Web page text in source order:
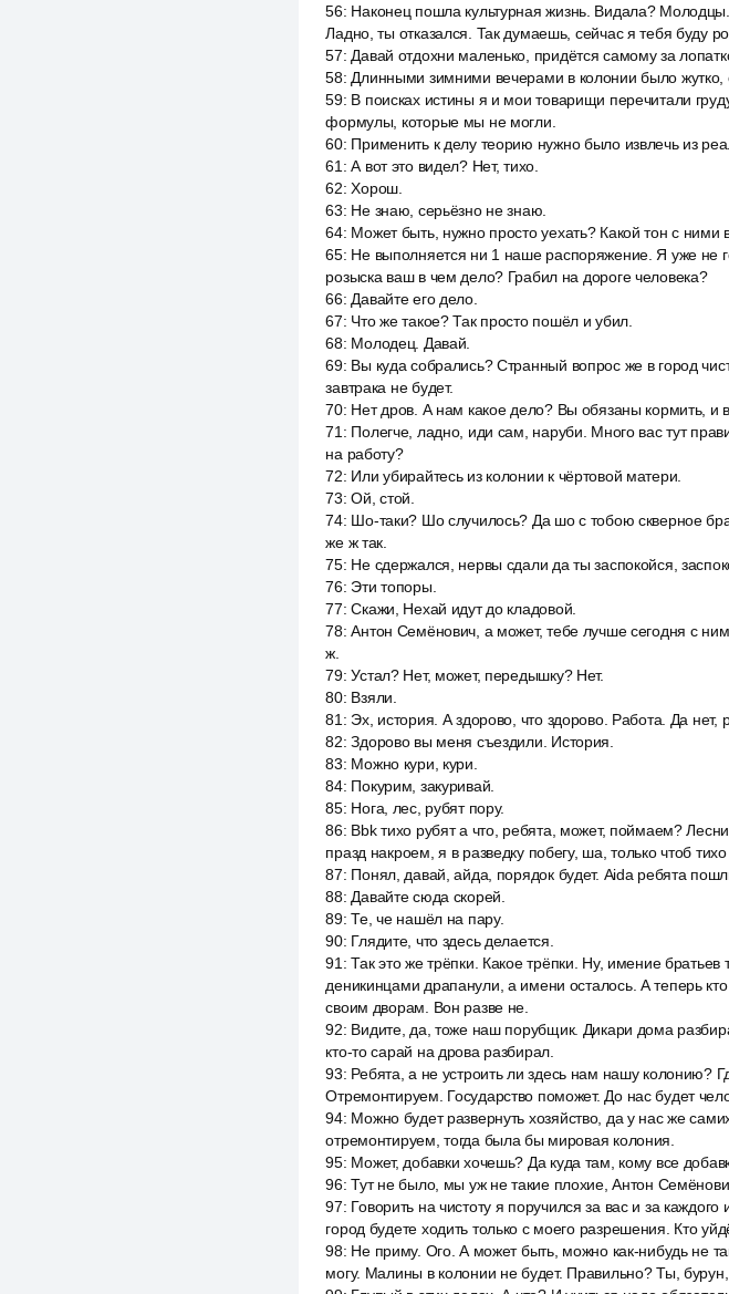
56: Наконец пошла культурная жизнь. Видала?
Ладно, ты отказался. Так думаешь, сейчас я тебя буду
57: Давай отдохни маленько, придётся самому за
58: Длинными зимними вечерами в колонии было
59: В поисках истины я и мои товарищи перечитали
формулы, которые мы не могли.
60: Применить к делу теорию нужно было извлечь из
61 :А вот это видел? Нет, тихо.
62:Хорош.
63: Не знаю, серьёзно не знаю.
64: Может быть, нужно просто уехать? Какой тон с ними
65: Не выполняется ни 1 наше распоряжение. Я уже не
розыска ваш в чем дело? Грабил на дороге человека?
66: Давайте его дело.
67: Что же такое? Так просто пошёл и убил.
68: Молодец. Давай.
69: Вы куда собрались? Странный вопрос же в город
завтрака не будет.
70: Нет дров. А нам какое дело? Вы обязаны кормить, и
71 : Полегче, ладно, иди сам, наруби. Много вас тут
на работу?
72: Или убирайтесь из колонии к чёртовой матери.
73:Ой, стой.
74: Шо-таки? Шо случилось? Да шо с тобою скверное
же ж так.
75: Не сдержался, нервы сдали да ты заспокойся,
76: Эти топоры.
77:Скажи, Нехай идут до кладовой.
78:Антон Семёнович, а может, тебе лучше сегодня с
ж.
79:Устал? Нет, может, передышку? Нет.
80: Взяли.
81 : Эх, история. А здорово, что здорово. Работа. Да нет,
82:Здорово вы меня съездили. История.
83: Можно кури, кури.
84: Покурим, закуривай.
85: Нога, лес, рубят пору.
86: Bbk тихо рубят а что, ребята, может, поймаем?
празд накроем, я в разведку побегу, ша, только чтоб
87: Понял, давай, айда, порядок будет. Aida ребята
88: Давайте сюда скорей.
89:Те, че нашёл на пару.
90: Глядите, что здесь делается.
91 :Так это же трёпки. Какое трёпки. Ну, имение
деникинцами драпанули, а имени осталось. А теперь
своим дворам. Вон разве не.
92: Видите, да, тоже наш порубщик. Дикари дома
кто-то сарай на дрова разбирал.
93: Ребята, а не устроить ли здесь нам нашу колонию?
Отремонтируем. Государство поможет. До нас будет
94: Можно будет развернуть хозяйство, да у нас же
отремонтируем, тогда была бы мировая колония.
95: Может, добавки хочешь? Да куда там, кому все
96:Тут не было, мы уж не такие плохие, Антон
97: Говорить на чистоту я поручился за вас и за
город будете ходить только с моего разрешения. Кто
98: Не приму. Ого. А может быть, можно как-нибудь не
могу. Малины в колонии не будет. Правильно? Ты,